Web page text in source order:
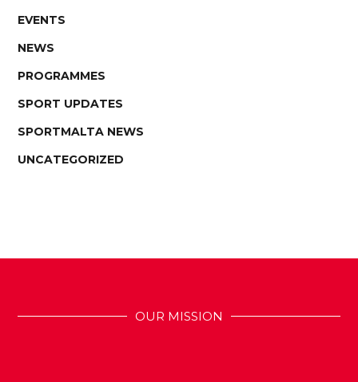
EVENTS
NEWS
PROGRAMMES
SPORT UPDATES
SPORTMALTA NEWS
UNCATEGORIZED
OUR MISSION